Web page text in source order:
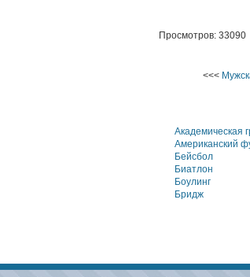
Просмотров: 33090
<<<
Академическая
Американский
Бейсбол
Биатлон
Боулинг
Бридж